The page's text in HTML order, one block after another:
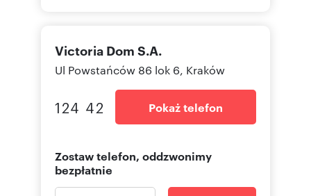
Victoria Dom S.A.
Ul Powstańców 86 lok 6, Kraków
124 42 Pokaż telefon
Zostaw telefon, oddzwonimy
bezpłatnie